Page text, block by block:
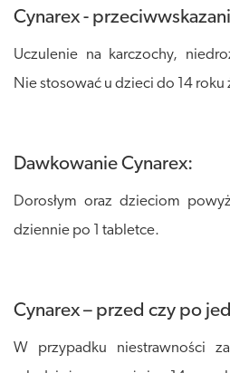
Cynarex -
Uczulenie na karczochy,
Nie stosować u dzieci do 14 roku
Dawkowanie Cynarex:
Dorosłym oraz dzieciom
dziennie po 1 tabletce.
Cynarex – przed czy po
W przypadku niestrawności